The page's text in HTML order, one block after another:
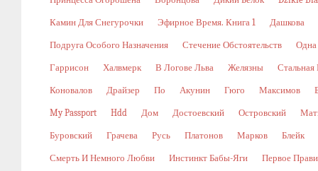
Камин Для Снегурочки Эфирное Время. Книга 1 Дашкова
Подруга Особого Назначения Стечение Обстоятельств Одна
Гаррисон Халвмерк В Логове Льва Желязны
Коновалов Драйзер По Акунин Гюго Максимов
My Passport Hdd Дом Достоевский Островский
Буровский Грачева Русь Платонов Марков Блейк
Смерть И Немного Любви Инстинкт Бабы-Яги Первое